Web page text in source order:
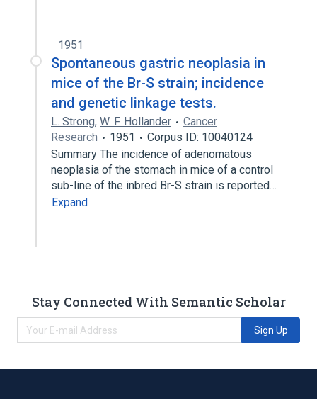
1951
Spontaneous gastric neoplasia in
mice of the Br-S strain; incidence
and genetic linkage tests.
L. Strong, W. F. Hollander
Cancer
Research
1951
Corpus ID: 10040124
Summary The incidence of adenomatous
neoplasia of the stomach in mice of a control
sub-line of the inbred Br-S strain is reported…
Expand
Stay Connected With Semantic Scholar
Sign Up